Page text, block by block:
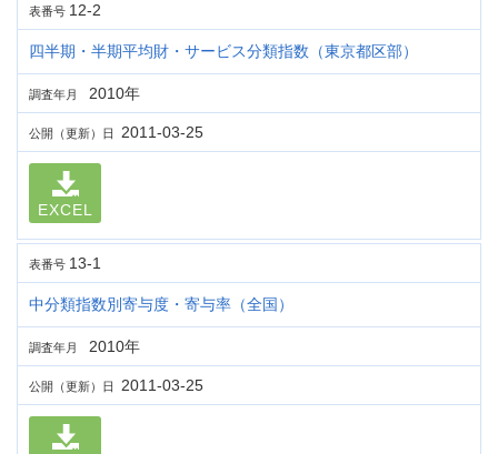
表番号 12-2
四半期・半期平均財・サービス分類指数（東京都区部）
調査年月 2010年
公開（更新）日 2011-03-25
EXCEL
表番号 13-1
中分類指数別寄与度・寄与率（全国）
調査年月 2010年
公開（更新）日 2011-03-25